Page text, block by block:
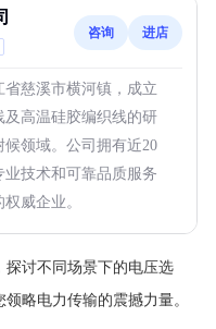
咨询 进店
慈溪市横河镇，成立
及高温硅胶编织线的研
领域。公司拥有近20
技术和可靠品质服务
威企业。
探讨不同场景下的电压选
略电力传输的震撼力量。